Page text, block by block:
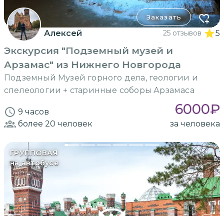
Заказать
Алексей 25 отзывов 5
Экскурсия "Подземный музей и
Арзамас" из Нижнего Новгорода
Подземный Музей горного дела, геологии и
спелеологии + старинные соборы Арзамаса
9 часов 6000₽
более 20 человек за человека
ГРУППОВАЯ
на автобусе